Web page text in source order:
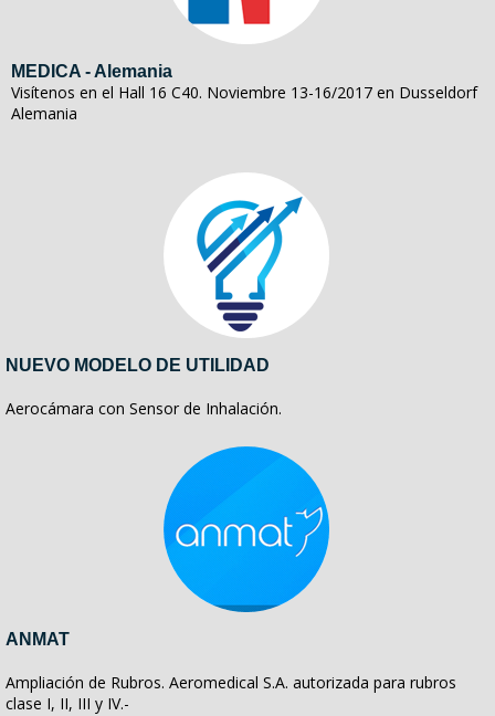
MEDICA - Alemania
Visítenos en el Hall 16 C40. Noviembre 13-16/2017 en Dusseldorf
Alemania
NUEVO MODELO DE UTILIDAD
Aerocámara con Sensor de Inhalación.
ANMAT
Ampliación de Rubros. Aeromedical S.A. autorizada para rubros
clase I, II, III y IV.-